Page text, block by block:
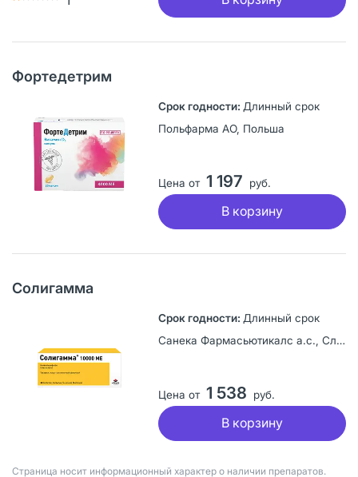
Фортедетрим
Длинный срок
Польфарма АО, Польша
Цена от 1 197 руб.
В корзину
Солигамма
Длинный срок
Санека Фармасьютикалс а.с., Словакия
Цена от 1 538 руб.
В корзину
Страница носит информационный характер о наличии препаратов.